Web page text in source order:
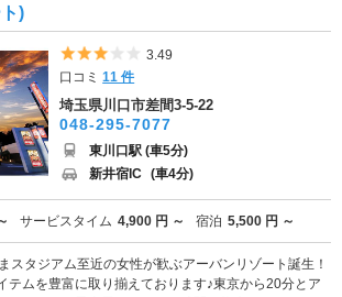
)
5つ星のうち3
3.49
口コミ11 件
埼玉県川口市差間3-5-22
048-295-7077
東川口駅 (車5分)
新井宿IC (車4分)
サービスタイム 4,900 円 ～ 宿泊 5,500 円 ～
スタジアム至近の女性が歓ぶアーバンリゾート誕生！
テムを豊富に取り揃えております♪東京から20分とア